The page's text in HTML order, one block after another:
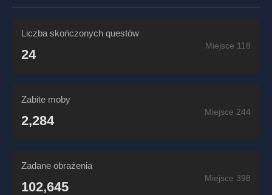
Liczba skończonych questów
24
Miejsce 118
Zabite moby
2,284
Miejsce 244
Zadane obrażenia
102,645
Miejsce 398